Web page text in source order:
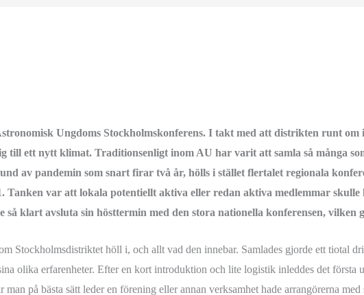
Ungdoms Stockholmskonferens. I takt med att distrikten runt
till ett nytt klimat. Traditionsenligt inom AU har varit att samla så många
av pandemin som snart firar två år, hölls i stället flertalet regionala
Tanken var att lokala potentiellt aktiva eller redan aktiva medlemmar
så klart avsluta sin hösttermin med den stora nationella konferensen, vilken
Stockholmsdistriktet höll i, och allt vad den innebar. Samlades gjorde ett tiotal
olika erfarenheter. Efter en kort introduktion och lite logistik inleddes det första
på bästa sätt leder en förening eller annan verksamhet hade arrangörerna